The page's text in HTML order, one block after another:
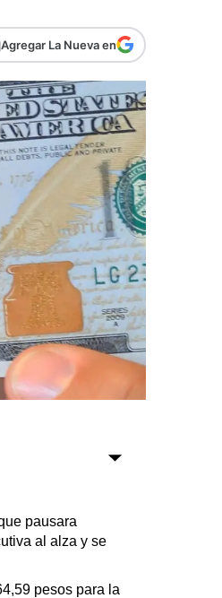
Agregar La Nueva en
pausara
al alza y se
pesos para la